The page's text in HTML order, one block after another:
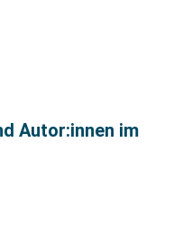
Autor:innen im